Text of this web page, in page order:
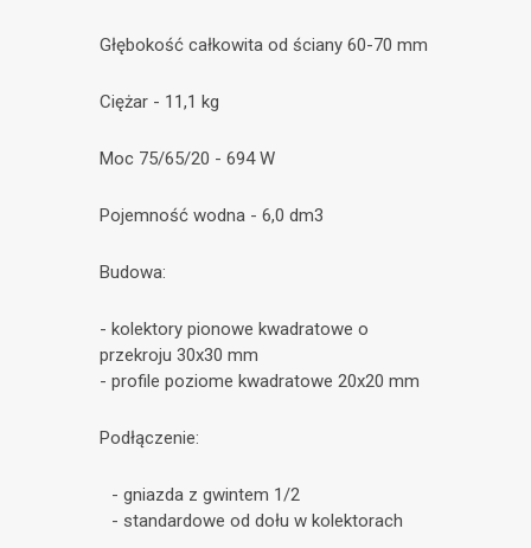
Głębokość całkowita od ściany 60-70 mm
Ciężar - 11,1 kg
Moc 75/65/20 - 694 W
Pojemność wodna - 6,0 dm3
Budowa:
- kolektory pionowe kwadratowe o
przekroju 30x30 mm
- profile poziome kwadratowe 20x20 mm
Podłączenie:
- gniazda z gwintem 1/2
- standardowe od dołu w kolektorach